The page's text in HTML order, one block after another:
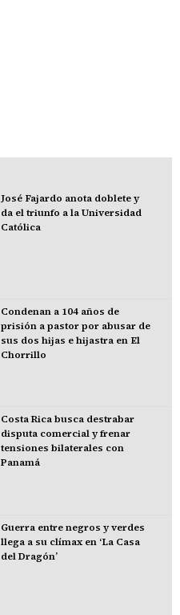
José Fajardo anota doblete y
da el triunfo a la Universidad
Católica
Condenan a 104 años de
prisión a pastor por abusar de
sus dos hijas e hijastra en El
Chorrillo
Costa Rica busca destrabar
disputa comercial y frenar
tensiones bilaterales con
Panamá
Guerra entre negros y verdes
llega a su clímax en ‘La Casa
del Dragón’